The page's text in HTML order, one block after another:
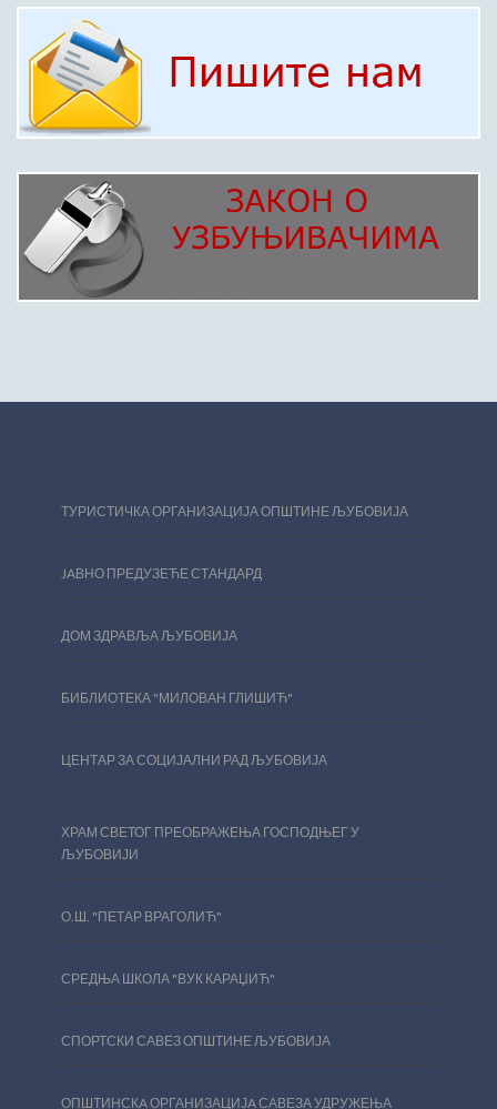
ТУРИСТИЧКА ОРГАНИЗАЦИЈА ОПШТИНЕ ЉУБОВИЈА
JAВНО ПРЕДУЗЕЋЕ СТАНДАРД
ДОМ ЗДРАВЉА ЉУБОВИЈА
БИБЛИОТЕКА "МИЛОВАН ГЛИШИЋ"
ЦЕНТАР ЗА СОЦИЈАЛНИ РАД ЉУБОВИЈА
ХРАМ СВЕТОГ ПРЕОБРАЖЕЊА ГОСПОДЊЕГ У
ЉУБОВИЈИ
О.Ш. "ПЕТАР ВРАГОЛИЋ"
СРЕДЊА ШКОЛА "ВУК КАРАЏИЋ"
СПОРТСКИ САВЕЗ ОПШТИНЕ ЉУБОВИЈА
ОПШТИНСКA ОРГАНИЗАЦИЈA САВЕЗА УДРУЖЕЊА